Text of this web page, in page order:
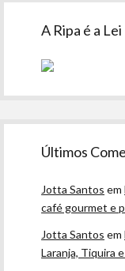
A Ripa é a Lei
Últimos
Jotta Santos em
café gourmet e
Jotta Santos em
Laranja, Tiquira